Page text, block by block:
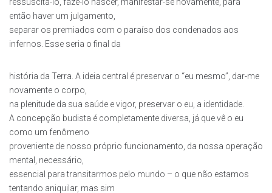
então haver um julgamento,
separar os premiados com o paraíso dos condenados aos
infernos. Esse seria o final da
história da Terra. A ideia central é preservar o “eu mesmo”, dar-me
novamente o corpo,
na plenitude da sua saúde e vigor, preservar o eu, a identidade.
A concepção budista é completamente diversa, já que vê o eu
como um fenômeno
proveniente de nosso próprio funcionamento, da nossa operação
mental, necessário,
essencial para transitarmos pelo mundo – o que não estamos
tentando aniquilar, mas sim